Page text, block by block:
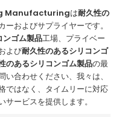
Manufacturingは耐久性の
ーおよびサプライヤーです。
ンゴム製品工場、プライベー
よび耐久性のあるシリコンゴ
のあるシリコンゴム製品の最
合わせください、我々は、
ではなく、タイムリーに対応
ービスを提供します。